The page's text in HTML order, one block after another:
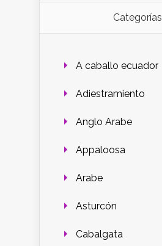
Categorías
A caballo ecuador
Adiestramiento
Anglo Arabe
Appaloosa
Arabe
Asturcón
Cabalgata